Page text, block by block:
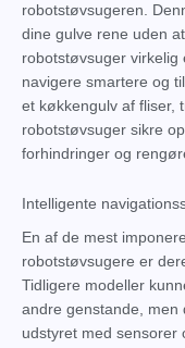
robotstøvsugeren.
dine gulve rene uden
robotstøvsuger virkelig
navigere smartere og
et køkkengulv af fliser,
robotstøvsuger sikre
forhindringer og
Intelligente
En af de mest
robotstøvsugere er
Tidligere modeller
andre genstande, men
udstyret med